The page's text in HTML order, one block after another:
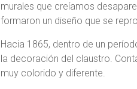
murales que creíamos
formaron un diseño que se
Hacia 1865, dentro de un
la decoración del claustro.
muy colorido y diferente.